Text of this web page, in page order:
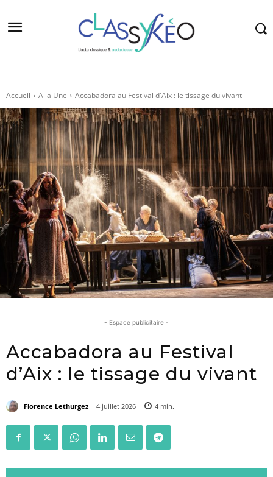
Accueil A la Une Accabadora au Festival d'Aix : le tissage du vivant
- Espace publicitaire -
Accabadora au Festival
d’Aix : le tissage du vivant
Florence Lethurgez 4 juillet 2026 4 min.